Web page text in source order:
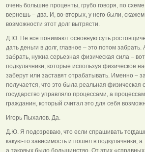
очень большие проценты, грубо говоря, по
вернешь – два. И, во-вторых, у него были,
возможности этот долг вытрясти.
Д.Ю. Не все понимают основную суть
дать деньги в долг, главное – это потом забрать.
забрать, нужна серьезная физическая сила –
подкулачники, которые используя физическое
заберут или заставят отрабатывать. Именно –
получается, что это была реальная физическая
государство управляло процессами, а
гражданин, который считал это для себя
Игорь Пыхалов. Да.
Д.Ю. Я подозреваю, что если спрашивать
какую-то зависимость и пошел в подкулачники, а
а таковых было большинство. От этих